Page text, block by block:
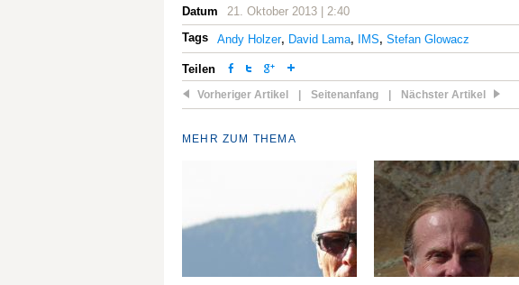
Datum
21. Oktober 2013 | 2:40
Tags
Andy Holzer, David Lama, IMS, Stefan Glowacz
Teilen
Vorheriger Artikel Seitenanfang Nächster Artikel
MEHR ZUM THEMA